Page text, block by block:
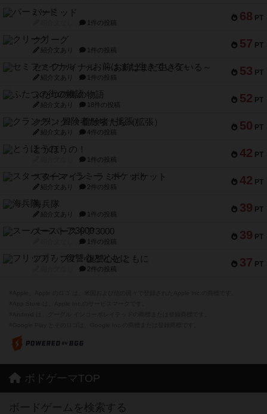
68 PT
パーミッド
1件の投稿
57 PT
クリーグ
紹介文あり 1件の投稿
53 PT
セミファイナル ～お前はまだ生きている～
紹介文あり 1件の投稿
52 PT
ふたつの街の物語
紹介文あり 18件の投稿
50 PT
クランク! ：冒険者たち（拡張）
紹介文あり 4件の投稿
42 PT
とうほうの！
1件の投稿
42 PT
スターマイン・ラミー ポケット
紹介文あり 2件の投稿
39 PT
海兵隊
紹介文あり 1件の投稿
39 PT
スーパーストア3000
1件の投稿
37 PT
フリップ７：復讐心とともに
2件の投稿
ボドゲーマTOP
ボードゲームを検索する